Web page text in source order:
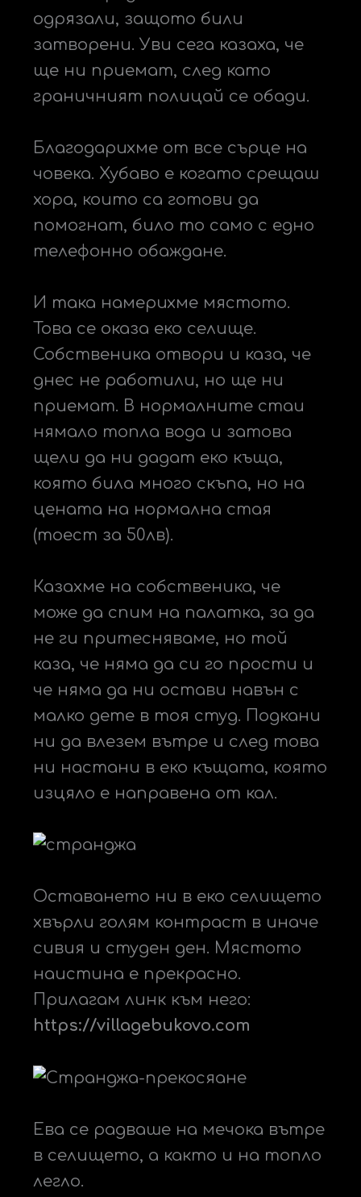
одрязали, защото били
затворени. Уви сега казаха, че
ще ни приемат, след като
граничният полицай се обади.
Благодарихме от все сърце на
човека. Хубаво е когато срещаш
хора, които са готови да
помогнат, било то само с едно
телефонно обаждане.
И така намерихме мястото.
Това се оказа еко селище.
Собственика отвори и каза, че
днес не работили, но ще ни
приемат. В нормалните стаи
нямало топла вода и затова
щели да ни дадат еко къща,
която била много скъпа, но на
цената на нормална стая
(тоест за 50лв).
Казахме на собственика, че
може да спим на палатка, за да
не ги притесняваме, но той
каза, че няма да си го прости и
че няма да ни остави навън с
малко дете в тоя студ. Подкани
ни да влезем вътре и след това
ни настани в еко къщата, която
изцяло е направена от кал.
Оставането ни в еко селището
хвърли голям контраст в иначе
сивия и студен ден. Мястото
наистина е прекрасно.
Прилагам линк към него:
https://villagebukovo.com
Ева се радваше на мечока вътре
в селището, а както и на топло
легло.